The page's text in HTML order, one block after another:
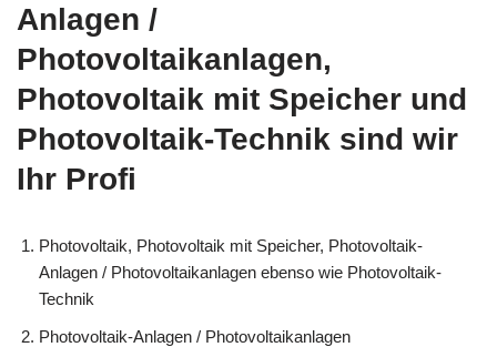
Anlagen /
Photovoltaikanlagen,
Photovoltaik mit Speicher und
Photovoltaik-Technik sind wir
Ihr Profi
Photovoltaik, Photovoltaik mit Speicher, Photovoltaik-
Anlagen / Photovoltaikanlagen ebenso wie Photovoltaik-
Technik
Photovoltaik-Anlagen / Photovoltaikanlagen